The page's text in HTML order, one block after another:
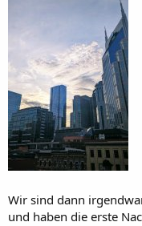
Wir sind dann
und haben die erste